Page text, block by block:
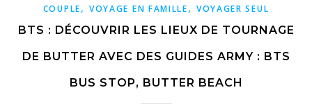
COUPLE, VOYAGE EN FAMILLE, VOYAGER SEUL
BTS : DÉCOUVRIR LES LIEUX DE TOURNAGE
DE BUTTER AVEC DES GUIDES ARMY : BTS
BUS STOP, BUTTER BEACH